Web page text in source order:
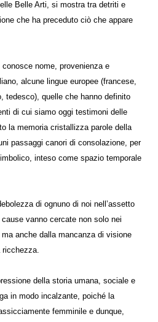
Belle Arti, si mostra tra detriti e
che ha preceduto ciò che appare
nome, provenienza e
alcune lingue europee (francese,
tedesco), quelle che hanno definito
di cui siamo oggi testimoni delle
la memoria cristallizza parole della
passaggi canori di consolazione, per
inteso come spazio temporale
di ognuno di noi nell’assetto
vanno cercate non solo nei
anche dalla mancanza di visione
ricchezza.
della storia umana, sociale e
in modo incalzante, poiché la
femminile e dunque,